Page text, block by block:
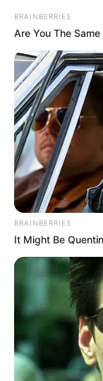
BRAINBERRIES
Are You The
BRAINBERRIES
It Might Be